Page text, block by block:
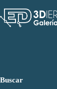
contenido
Buscar